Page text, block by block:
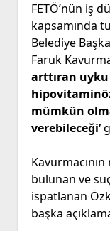
FETÖ’nün iş
kapsamında
Belediye
Faruk
arttıran
mümkün
verebileceği’
Kavurmacının
bulunan ve
ispatlanan
başka